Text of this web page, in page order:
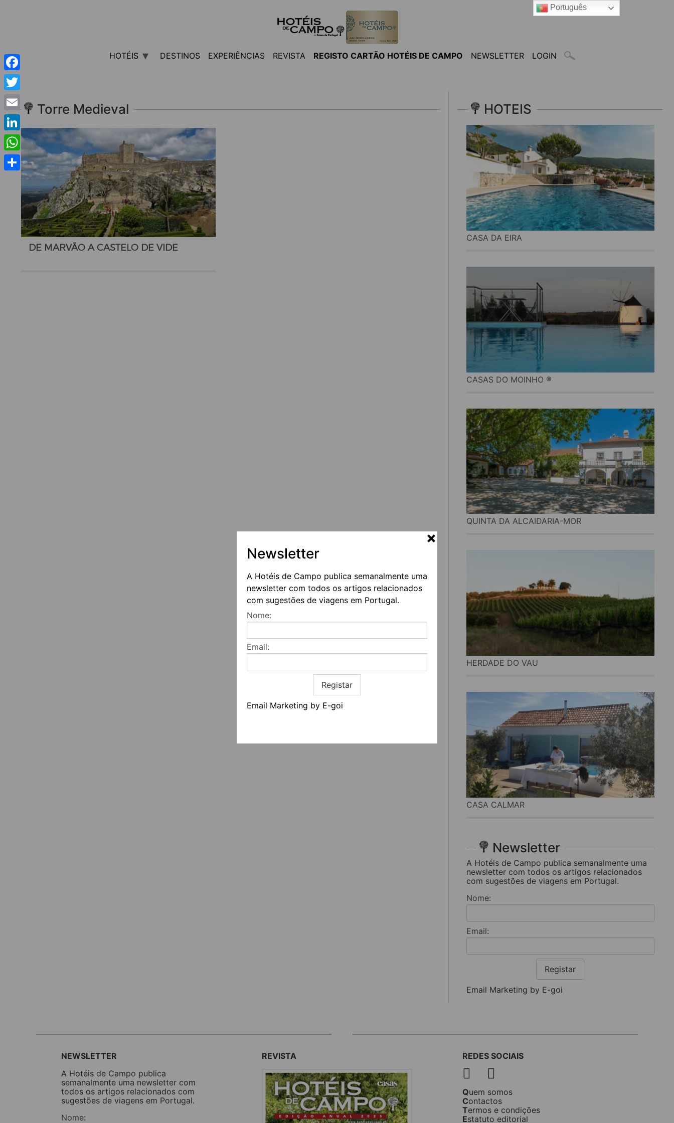
Newsletter
A Hotéis de Campo publica semanalmente uma
newsletter com todos os artigos relacionados
com sugestões de viagens em Portugal.
Nome:
Email:
Registar
Email Marketing by E-goi
HOTÉIS DESTINOS EXPERIÊNCIAS REVISTA REGISTO CARTÃO HOTÉIS DE CAMPO NEWSLETTER LOGIN
Torre Medieval
DE MARVÃO A CASTELO DE VIDE
HOTEIS
CASA DA EIRA
CASAS DO MOINHO ®
QUINTA DA ALCAIDARIA-MOR
HERDADE DO VAU
CASA CALMAR
Newsletter
A Hotéis de Campo publica semanalmente uma
newsletter com todos os artigos relacionados
com sugestões de viagens em Portugal.
Nome:
Email:
Registar
Email Marketing by E-goi
NEWSLETTER
A Hotéis de Campo publica
semanalmente uma newsletter com
todos os artigos relacionados com
sugestões de viagens em Portugal.
Nome:
REVISTA REDES SOCIAIS
Quem somos
Contactos
Termos e condições
Estatuto editorial
Facebook
Twitter
Email
LinkedIn
WhatsApp
Share
Português